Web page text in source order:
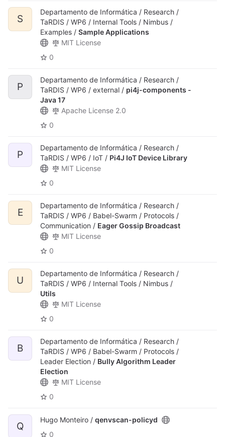
S
Departamento de Informática / Research /
TaRDIS / WP6 / Internal Tools / Nimbus /
Examples / Sample Applications
MIT License
0
P
Departamento de Informática / Research /
TaRDIS / WP6 / external / pi4j-components -
Java 17
Apache License 2.0
0
P
Departamento de Informática / Research /
TaRDIS / WP6 / IoT / Pi4J IoT Device Library
MIT License
0
E
Departamento de Informática / Research /
TaRDIS / WP6 / Babel-Swarm / Protocols /
Communication / Eager Gossip Broadcast
MIT License
0
U
Departamento de Informática / Research /
TaRDIS / WP6 / Internal Tools / Nimbus /
Utils
MIT License
0
B
Departamento de Informática / Research /
TaRDIS / WP6 / Babel-Swarm / Protocols /
Leader Election / Bully Algorithm Leader
Election
MIT License
0
Q
Hugo Monteiro / qenvscan-policyd
0